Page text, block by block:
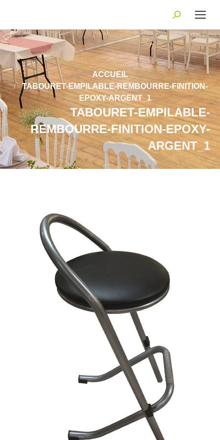
Recherche
:
Vous êtes ici :
ACCUEIL
TABOURET-EMPILABLE-REMBOURRE-FINITION-
EPOXY-ARGENT_1
TABOURET-EMPILABLE-
REMBOURRE-FINITION-EPOXY-
ARGENT_1